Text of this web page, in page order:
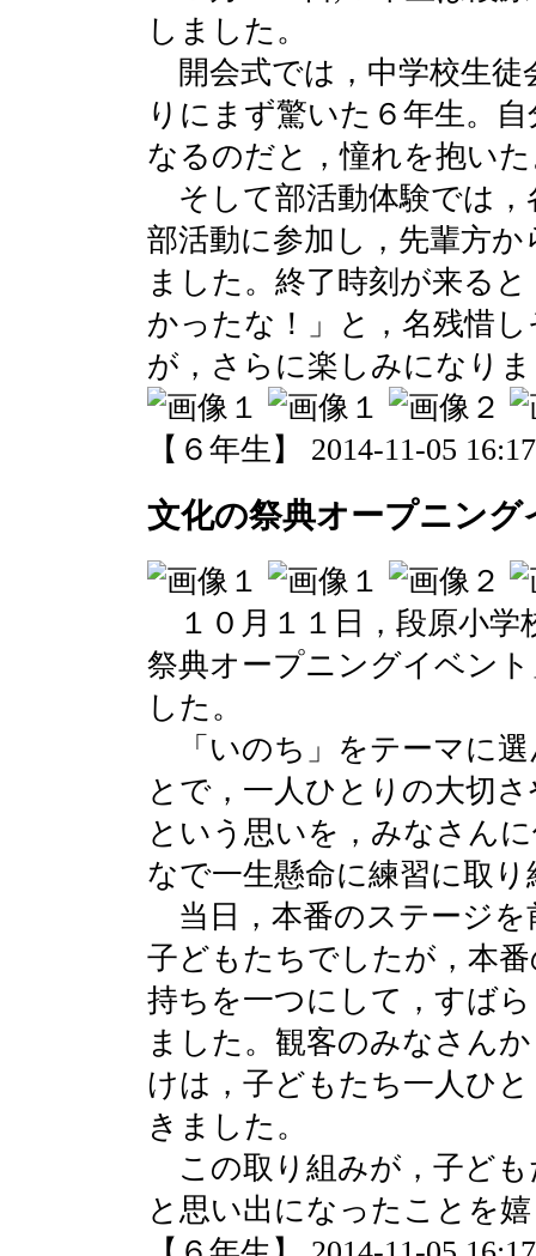
しました。
開会式では，中学校生徒
りにまず驚いた６年生。
なるのだと，憧れを抱い
そして部活動体験では，
部活動に参加し，先輩方
ました。終了時刻が来る
かったな！」と，名残惜
が，さらに楽しみになり
【６年生】 2014-11-05
文化の祭典オープニング
１０月１１日，段原小学
祭典オープニングイベン
した。
「いのち」をテーマに
とで，一人ひとりの大切
という思いを，みなさん
なで一生懸命に練習に取
当日，本番のステージを
子どもたちでしたが，本
持ちを一つにして，すば
ました。観客のみなさん
けは，子どもたち一人ひ
きました。
この取り組みが，子ど
と思い出になったことを